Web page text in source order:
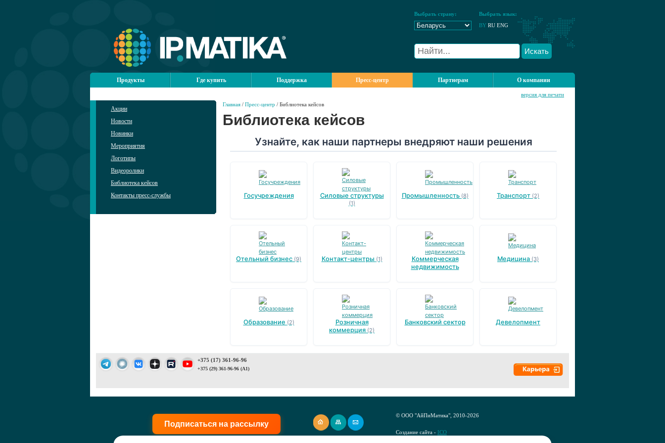
Выбрать страну:
Выбрать язык:
BY RU ENG
Искать
Продукты Где купить Поддержка Пресс-центр Партнерам О компании
Акции
Новости
Новинки
Мероприятия
Логотипы
Видеоролики
Библиотека кейсов
Контакты пресс-службы
Главная / Пресс-центр / Библиотека кейсов
версия для печати
Библиотека кейсов
Узнайте, как наши партнеры внедряют наши решения
Госучреждения Силовые структуры
(1)
Промышленность (8) Транспорт (2)
Отельный бизнес (9) Контакт-центры (1)
Коммерческая
недвижимость
Медицина (3)
Образование (2)
Розничная
коммерция (2)
Банковский сектор Девелопмент
+375 (17) 361-96-96
+375 (29) 361-96-96 (A1)
Подписаться на рассылку
© ООО "АйПиМатика", 2010-2026
Создание сайта - ICO